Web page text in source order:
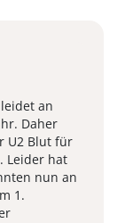
an
Daher
U2 Blut für
Leider hat
nun an
1.